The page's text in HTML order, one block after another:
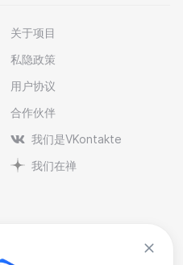
关于项目
私隐政策
用户协议
合作伙伴
我们是VKontakte
我们在禅
自然科学博物馆